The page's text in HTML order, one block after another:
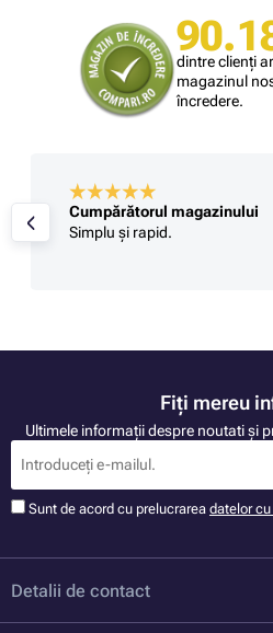
dintre clienți
magazinul
încredere.
Cumpărătorul magazinului
Simplu și rapid.
Fiți mereu
Ultimele informații despre noutati și
Sunt de acord cu prelucrarea datelor
Detalii de contact